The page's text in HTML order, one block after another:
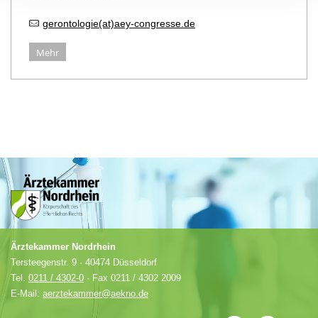
gerontologie(at)aey-congresse.de
Mehr
Ärztekammer Nordrhein
Tersteegenstr. 9 · 40474 Düsseldorf
Tel. 0211 / 4302-0 · Fax 0211 / 4302 2009
E-Mail: aerztekammer@aekno.de